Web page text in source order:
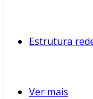
Estrutura
Ver mais